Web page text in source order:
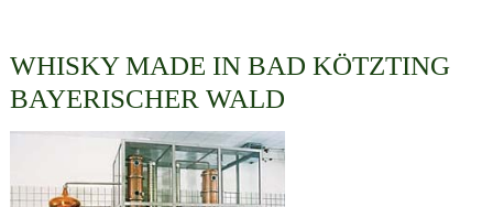
WHISKY MADE IN BAD KÖTZTING
BAYERISCHER WALD